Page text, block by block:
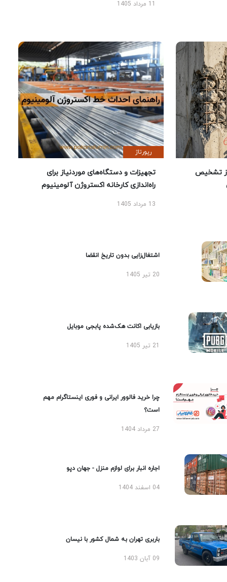
تشخیص
رپورتاژ
تجهیزات و دستگاه‌های موردنیاز برای
راه‌اندازی کارخانه اکستروژن آلومینیوم
13 مرداد 1405
اشتغال‌زایی بدون تاریخ انقضا
20 تیر 1405
بازیابی اکانت هک‌شده پابجی موبایل
چرا خرید فالوور ایرانی و فوری اینستاگرام مهم
است؟
27 مرداد 1404
اجاره انبار برای لوازم منزل - جهان دپو
04 اسفند 1404
باربری تهران به شمال کشور با نیسان
09 آبان 1403